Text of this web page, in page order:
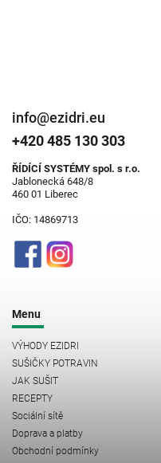
info@ezidri.eu
+420 485 130 303
ŘÍDÍCÍ SYSTÉMY spol. s r.o.
Jablonecká 648/8
460 01 Liberec
IČO: 14869713
Menu
VÝHODY EZIDRI
SUŠIČKY POTRAVIN
JAK SUŠIT
RECEPTY
Sociální sítě
Doprava a platby
Obchodní podmínky